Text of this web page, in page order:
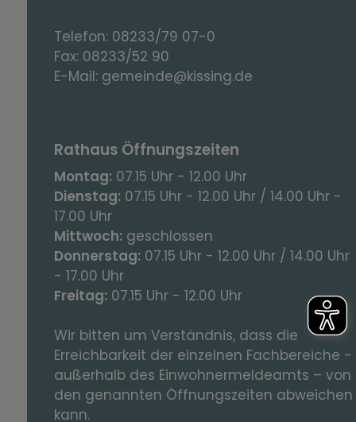
Telefon: 08233/79 07-0
Fax: 08233/52 90
E-Mail: gemeinde@kissing.de
Rathaus Öffnungszeiten
Montag: 07.15 Uhr - 12.00 Uhr
Dienstag: 07.15 Uhr - 12.00 Uhr / 14.00 Uhr -
17.00 Uhr
Mittwoch: geschlossen
Donnerstag: 07.15 Uhr - 12.00 Uhr / 14.00 Uhr
- 17.00 Uhr
Freitag: 07.15 Uhr - 12.00 Uhr
Wir bitten um Verständnis, dass die
Erreichbarkeit der einzelnen Fachbereiche -
außerhalb des Einwohnermeldeamts – von
den genannten Öffnungszeiten abweichen
kann.